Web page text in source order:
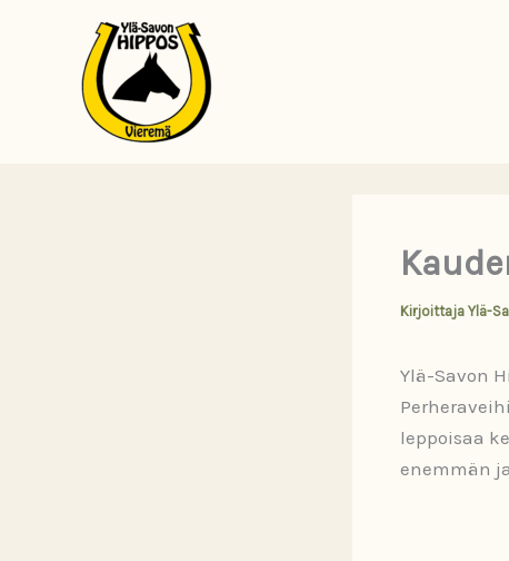
Kirjoittaja Ylä-
Ylä-Savon
leppoisaa
enemmän